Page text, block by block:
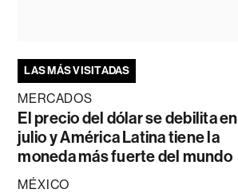
LAS MÁS VISITADAS
MERCADOS
El precio del dólar se debilita en
julio y América Latina tiene la
moneda más fuerte del mundo
MÉXICO